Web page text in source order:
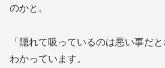
のかと。
「隠れて吸っているのは悪い事だ
わかっています。